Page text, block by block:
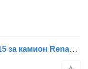
Компресор за въздух 7421098915 за камион Renault Midlum